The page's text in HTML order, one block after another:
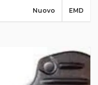
EMD
Nuovo